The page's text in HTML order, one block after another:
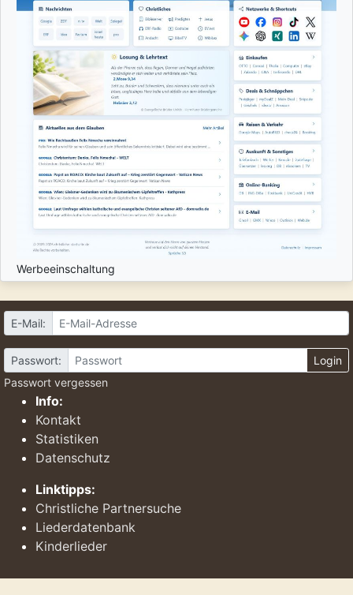
Werbeeinschaltung
E-Mail:
Passwort:
Login
Passwort vergessen
Info:
Kontakt
Statistiken
Datenschutz
Linktipps:
Christliche Partnersuche
Liederdatenbank
Kinderlieder